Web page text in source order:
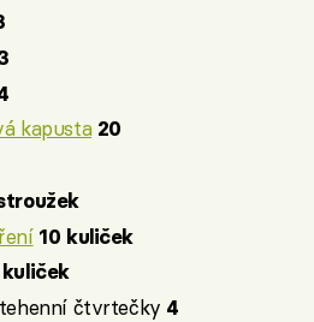
kapusta 20
10 kuliček
kuliček
čtvrtečky 4